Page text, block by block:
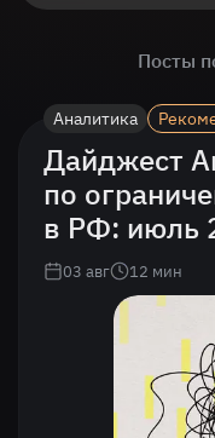
Посты
Аналитика
Дайджест
по
в РФ: июль
03 авг 12 мин